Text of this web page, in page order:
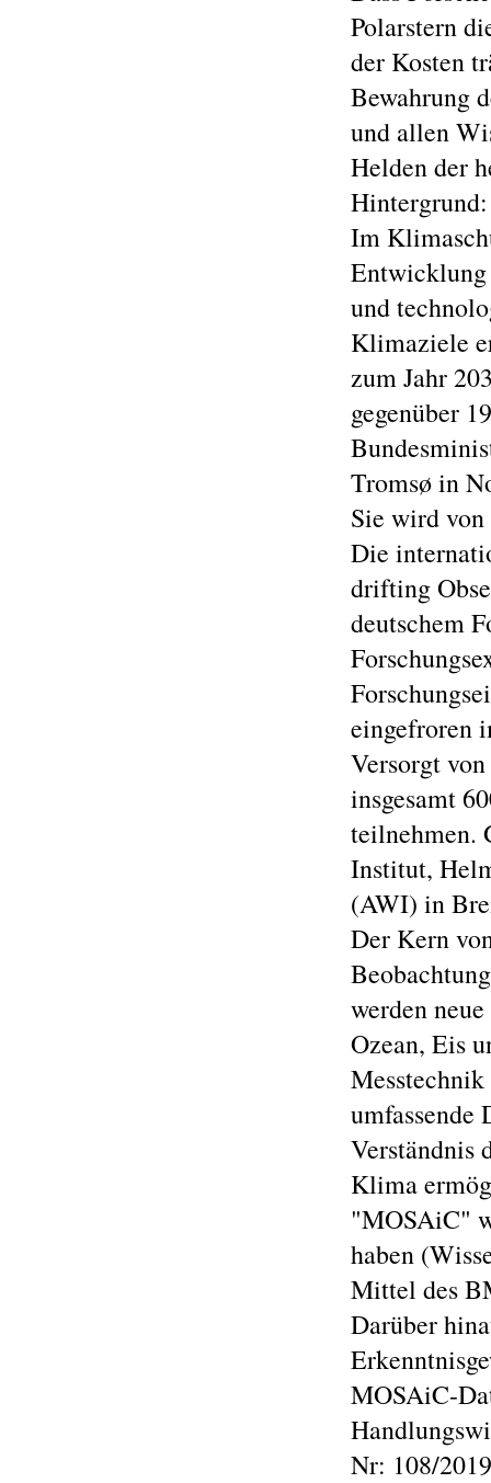
Polarstern
der Kosten
Bewahrung
und allen
Helden der
Hintergrund:
Im
und
Klimaziele
zum Jahr
gegenüber
Tromsø in
Sie wird von
Die
drifting
deutschem
eingefroren
Versorgt
insgesamt
teilnehmen.
Institut,
(AWI) in
Der Kern
werden
Ozean, Eis
umfassende
Verständnis
Klima
"MOSAiC"
haben
Mittel des
Darüber
MOSAiC-
Nr: 108/